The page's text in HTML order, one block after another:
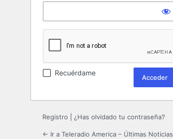
Recuérdame
Registro ¿Has olvidado tu contraseña?
← Ir a Teleradio America – Últimas Noticias